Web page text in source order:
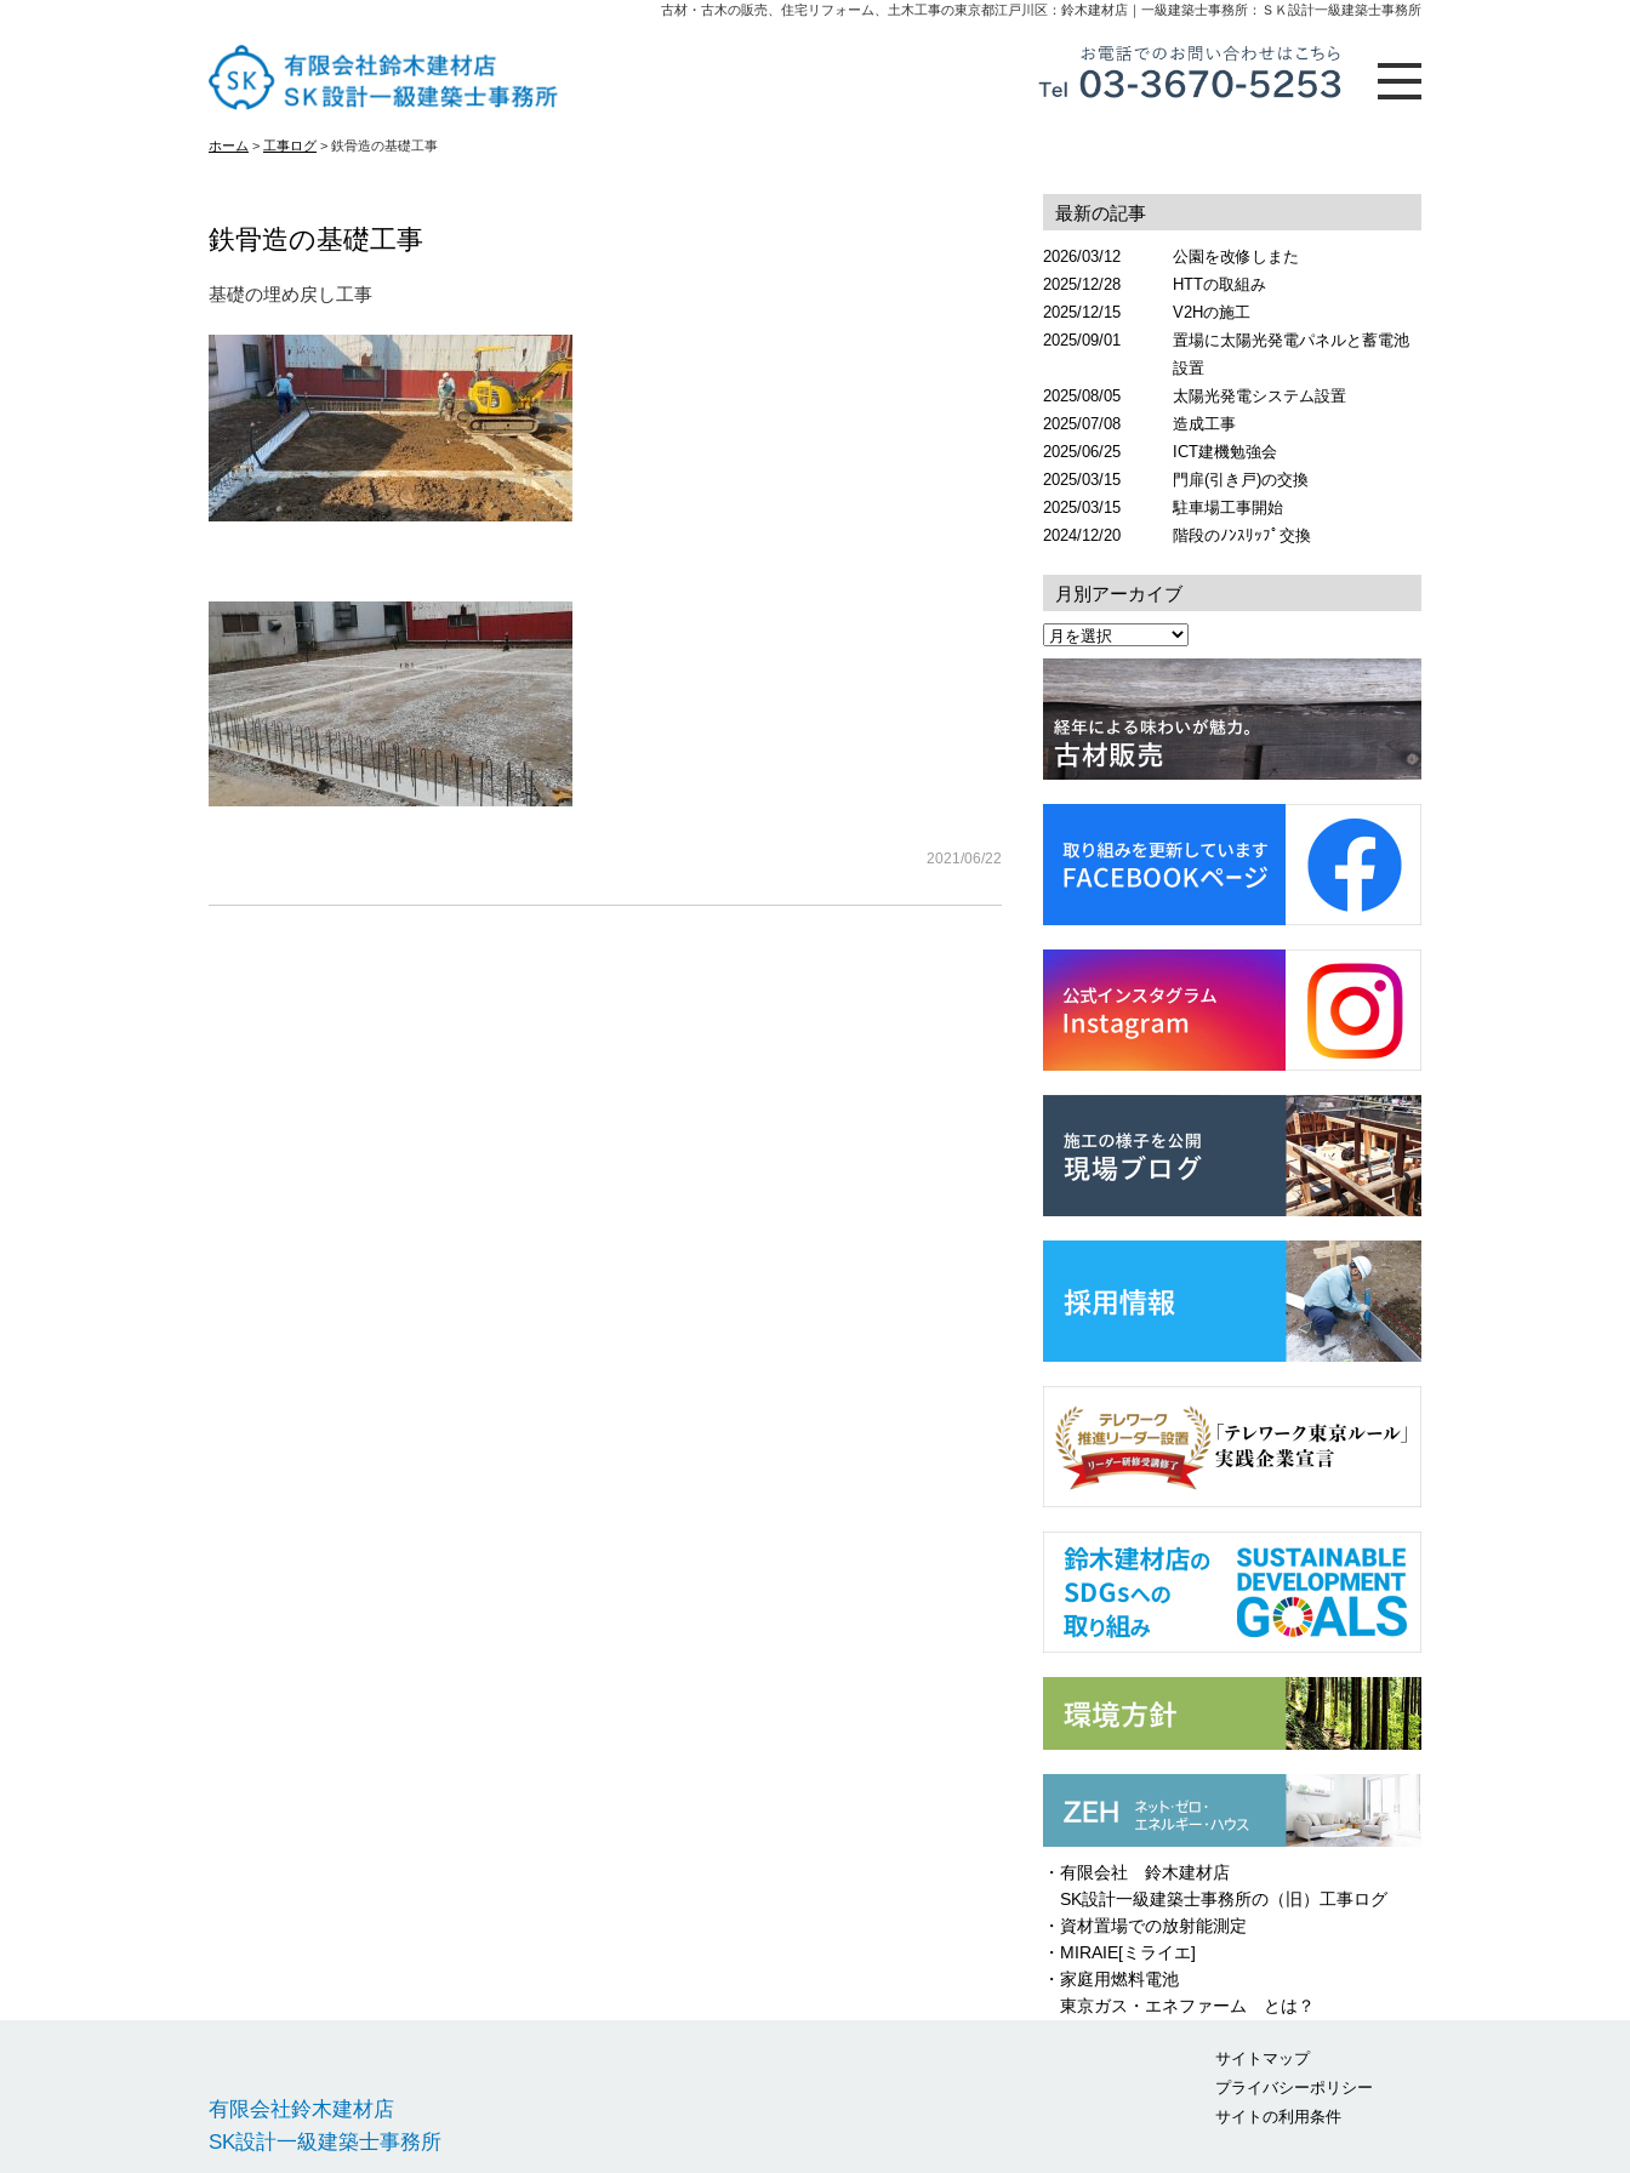
古材・古木の販売、住宅リフォーム、土木工事の東京都江戸川区：鈴木建材店｜一級建築士事務所：ＳＫ設計一級建築士事務所
ホーム > 工事ログ > 鉄骨造の基礎工事
鉄骨造の基礎工事
基礎の埋め戻し工事
2021/06/22
最新の記事
2026/03/12
公園を改修しまた
2025/12/28
HTTの取組み
2025/12/15
V2Hの施工
2025/09/01
置場に太陽光発電パネルと蓄電池
設置
2025/08/05
太陽光発電システム設置
2025/07/08
造成工事
2025/06/25
ICT建機勉強会
2025/03/15
門扉(引き戸)の交換
2025/03/15
駐車場工事開始
2024/12/20
階段のﾉﾝｽﾘｯﾌﾟ交換
月別アーカイブ
・有限会社 鈴木建材店
SK設計一級建築士事務所の（旧）工事ログ
・資材置場での放射能測定
・MIRAIE[ミライエ]
・家庭用燃料電池
東京ガス・エネファーム とは？
有限会社鈴木建材店
SK設計一級建築士事務所
サイトマップ
プライバシーポリシー
サイトの利用条件